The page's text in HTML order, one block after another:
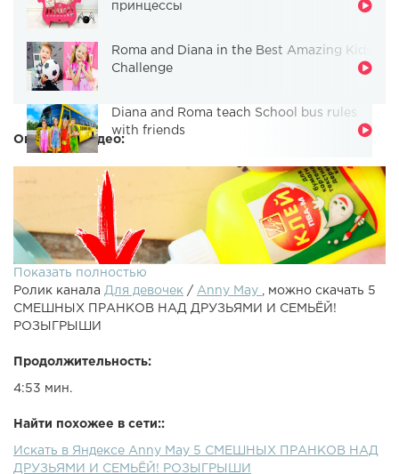
принцессы
Roma and Diana in the Best Amazing Kids
Challenge
Diana and Roma teach School bus rules
with friends
Описание видео:
РОЗЫГРЫШИПодписывайся на EasyLifeTV - EasyLifeTV
эксперименты - выпуск каждую неделю!5 СМЕШНЫХ
ПРАНКОВ НАД ДРУЗЬЯМИ И СЕМЬЁЙ!
Показать полностью
Ролик канала Для девочек / Anny May
, можно скачать 5
СМЕШНЫХ ПРАНКОВ НАД ДРУЗЬЯМИ И СЕМЬЁЙ!
РОЗЫГРЫШИ
Продолжительность:
4:53 мин.
Найти похожее в сети::
Искать в Яндексе Anny May 5 СМЕШНЫХ ПРАНКОВ НАД
ДРУЗЬЯМИ И СЕМЬЁЙ! РОЗЫГРЫШИ